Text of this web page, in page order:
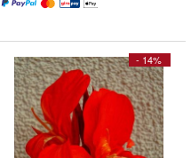
- 14%